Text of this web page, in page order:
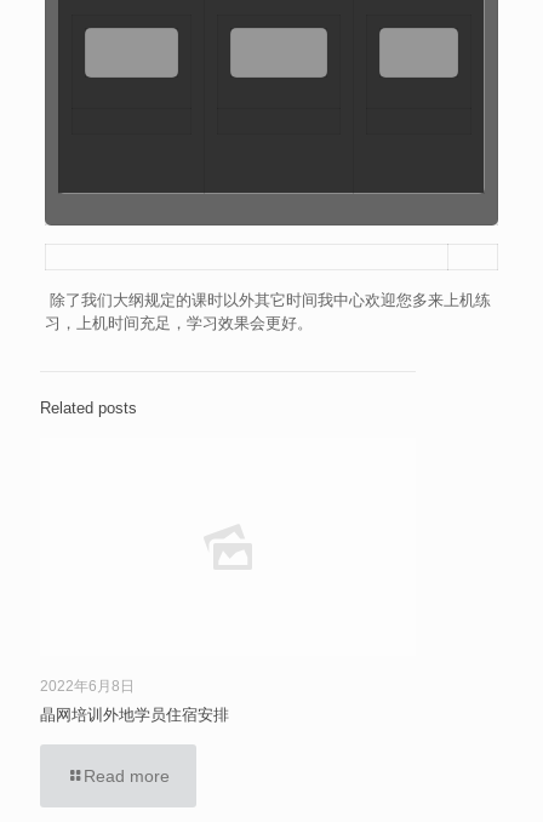
除了我们大纲规定的课时以外其它时间我中心欢迎您多来上机练
习，上机时间充足，学习效果会更好。
Related posts
2022年6月8日
晶网培训外地学员住宿安排
Read more